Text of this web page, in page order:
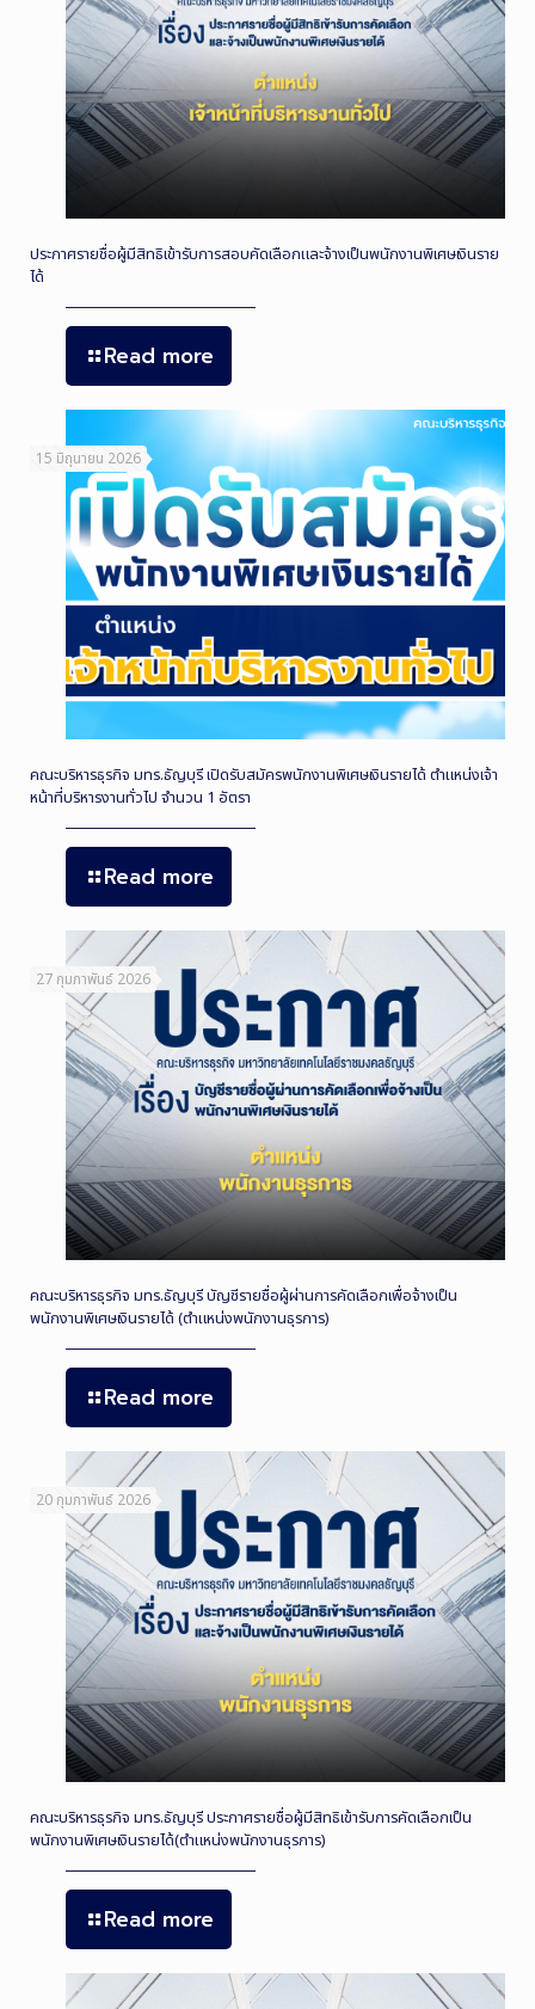
ประกาศรายชื่อผู้มีสิทธิเข้ารับการสอบคัดเลือกและจ้างเป็นพนักงานพิเศษเงินราย
ได้
Read more
15 มิถุนายน 2026
คณะบริหารธุรกิจ มทร.ธัญบุรี เปิดรับสมัครพนักงานพิเศษเงินรายได้ ตำแหน่งเจ้า
หน้าที่บริหารงานทั่วไป จำนวน 1 อัตรา
Read more
27 กุมภาพันธ์ 2026
คณะบริหารธุรกิจ มทร.ธัญบุรี บัญชีรายชื่อผู้ผ่านการคัดเลือกเพื่อจ้างเป็น
พนักงานพิเศษเงินรายได้ (ตำแหน่งพนักงานธุรการ)
Read more
20 กุมภาพันธ์ 2026
คณะบริหารธุรกิจ มทร.ธัญบุรี ประกาศรายชื่อผู้มีสิทธิเข้ารับการคัดเลือกเป็น
พนักงานพิเศษเงินรายได้(ตำแหน่งพนักงานธุรการ)
Read more